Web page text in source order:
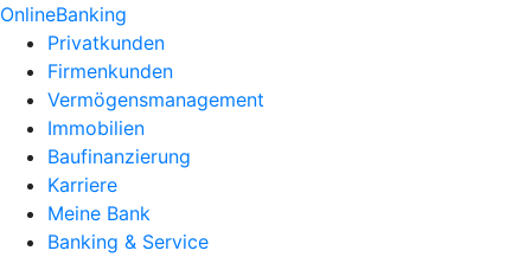
OnlineBanking
Privatkunden
Firmenkunden
Vermögensmanagement
Immobilien
Baufinanzierung
Karriere
Meine Bank
Banking & Service